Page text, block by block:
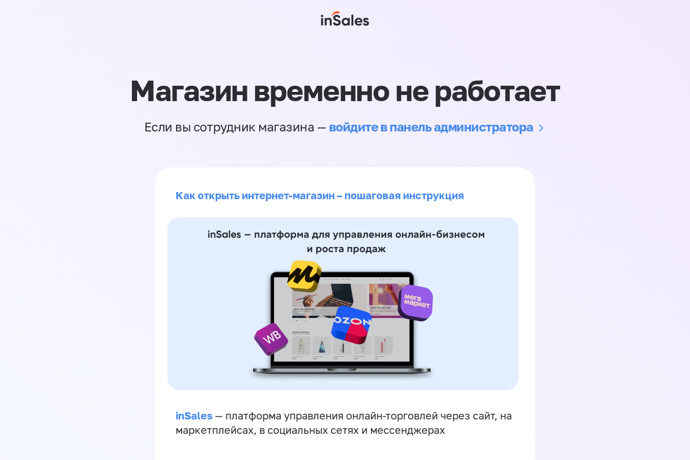
Магазин временно не работает
Если вы сотрудник магазина — войдите в панель администратора
Как открыть интернет-магазин – пошаговая инструкция
inSales — платформа управления онлайн-торговлей через сайт, на
маркетплейсах, в социальных сетях и мессенджерах